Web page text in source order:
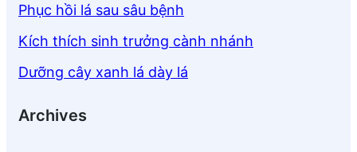
Phục hồi lá sau sâu bệnh
Kích thích sinh trưởng cành nhánh
Dưỡng cây xanh lá dày lá
Archives